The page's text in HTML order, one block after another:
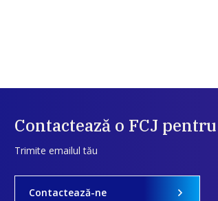
Contactează o FCJ
Trimite emailul tău
Contactează-ne